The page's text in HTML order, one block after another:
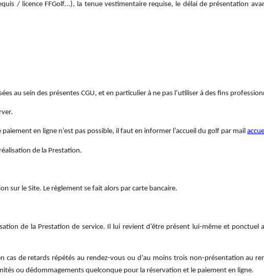
/ licence FFGolf...), la tenue vestimentaire requise, le délai de présentation
au sein des présentes CGU, et en particulier à ne pas l’utiliser à des fins
en ligne n’est pas possible, il faut en informer l’accueil du golf par mail
de la Prestation.
sur le Site. Le règlement se fait alors par carte bancaire.
de la Prestation de service. Il lui revient d’être présent lui-même et ponctuel
cas de retards répétés au rendez-vous ou d’au moins trois non-présentation au
ou dédommagements quelconque pour la réservation et le paiement en ligne.